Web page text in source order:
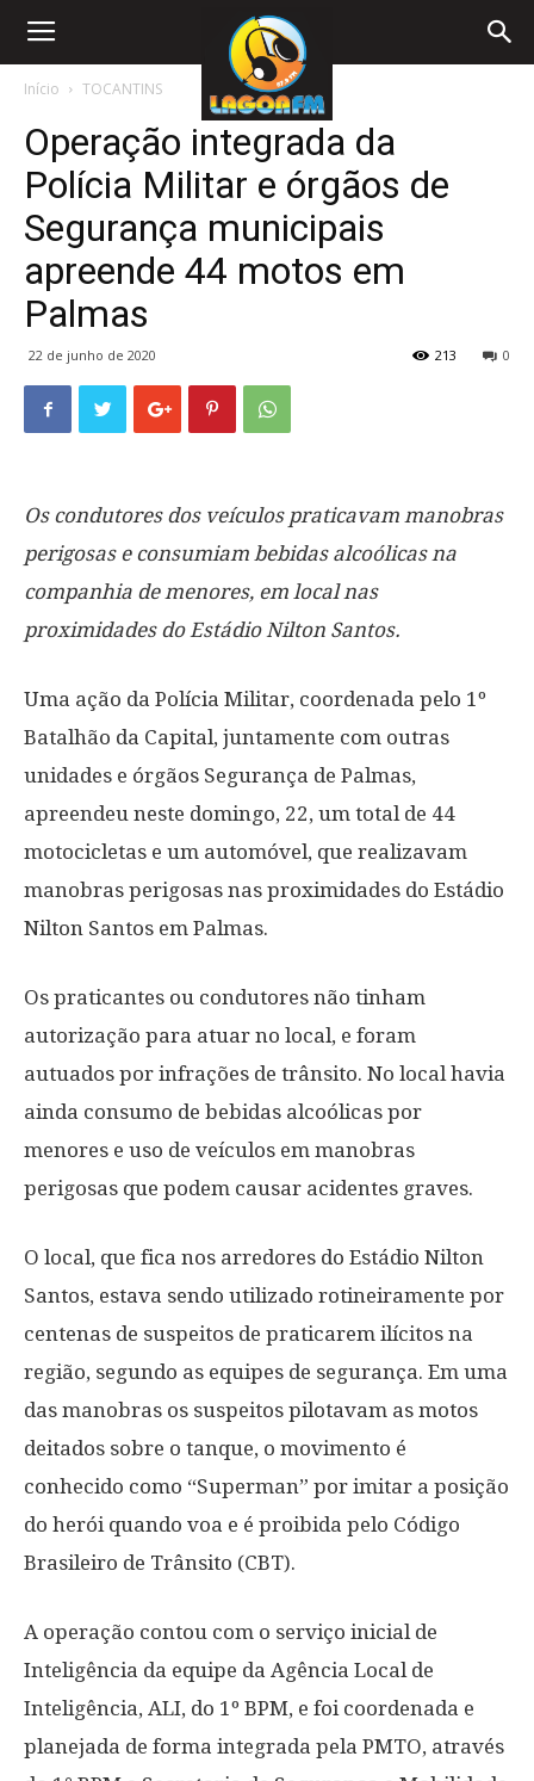
Início TOCANTINS
Operação integrada da
Polícia Militar e órgãos de
Segurança municipais
apreende 44 motos em
Palmas
22 de junho de 2020 0
213
Os condutores dos veículos praticavam manobras
perigosas e consumiam bebidas alcoólicas na
companhia de menores, em local nas
proximidades do Estádio Nilton Santos.
Uma ação da Polícia Militar, coordenada pelo 1º
Batalhão da Capital, juntamente com outras
unidades e órgãos Segurança de Palmas,
apreendeu neste domingo, 22, um total de 44
motocicletas e um automóvel, que realizavam
manobras perigosas nas proximidades do Estádio
Nilton Santos em Palmas.
Os praticantes ou condutores não tinham
autorização para atuar no local, e foram
autuados por infrações de trânsito. No local havia
ainda consumo de bebidas alcoólicas por
menores e uso de veículos em manobras
perigosas que podem causar acidentes graves.
O local, que fica nos arredores do Estádio Nilton
Santos, estava sendo utilizado rotineiramente por
centenas de suspeitos de praticarem ilícitos na
região, segundo as equipes de segurança. Em uma
das manobras os suspeitos pilotavam as motos
deitados sobre o tanque, o movimento é
conhecido como “Superman” por imitar a posição
do herói quando voa e é proibida pelo Código
Brasileiro de Trânsito (CBT).
A operação contou com o serviço inicial de
Inteligência da equipe da Agência Local de
Inteligência, ALI, do 1º BPM, e foi coordenada e
planejada de forma integrada pela PMTO, através